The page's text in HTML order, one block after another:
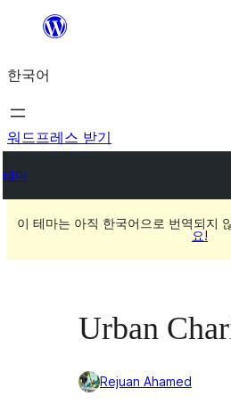
츠
로
바
가
한국어
워드프레스 받기
테마
이 테마는 아직 한국어으로 번역되지
요!
Urban
Rejuan Ahamed